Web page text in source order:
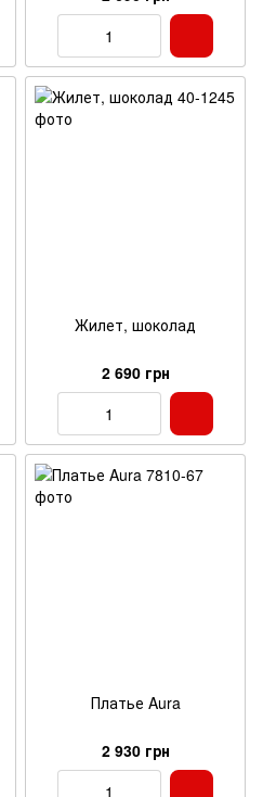
Жилет, шоколад
2 690 грн
Платье Aura
2 930 грн